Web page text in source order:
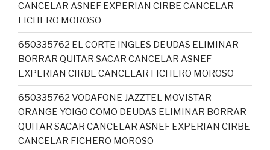
CANCELAR ASNEF EXPERIAN CIRBE CANCELAR
FICHERO MOROSO
650335762 EL CORTE INGLES DEUDAS ELIMINAR
BORRAR QUITAR SACAR CANCELAR ASNEF
EXPERIAN CIRBE CANCELAR FICHERO MOROSO
650335762 VODAFONE JAZZTEL MOVISTAR
ORANGE YOIGO COMO DEUDAS ELIMINAR BORRAR
QUITAR SACAR CANCELAR ASNEF EXPERIAN CIRBE
CANCELAR FICHERO MOROSO